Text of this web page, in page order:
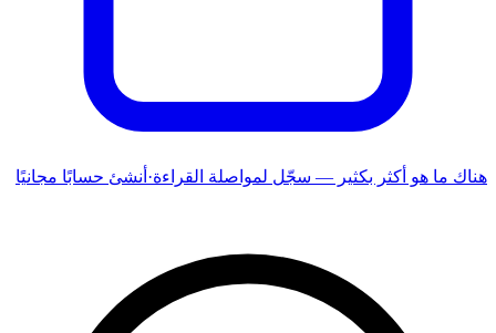
هناك ما هو أكثر بكثير — سجّل لمواصلة القراءة· أنشئ حسابًا مجانيًا